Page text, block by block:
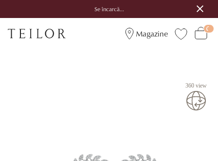
Se încarcă...
Magazine
360 view